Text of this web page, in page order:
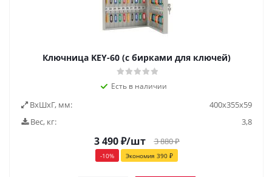
Ключница KEY-60 (с бирками для ключей)
Есть в наличии
ВxШxГ, мм:
400x355x59
Вес, кг:
3,8
3 490₽/шт 3 880₽
-10% Экономия 390 ₽